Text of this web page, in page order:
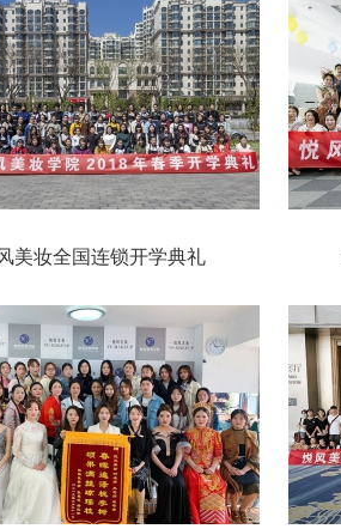
美妆全国连锁开学典礼